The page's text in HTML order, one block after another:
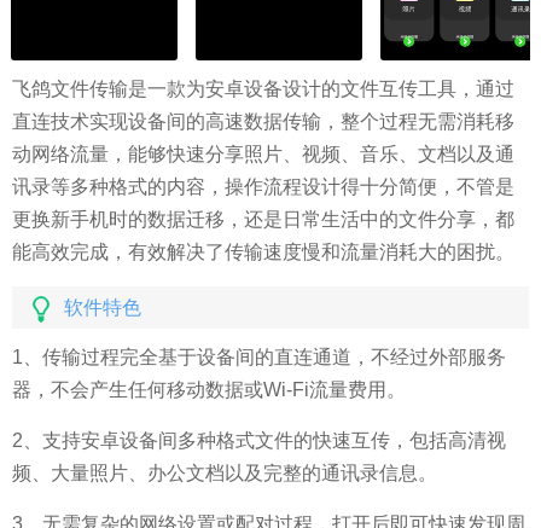
飞鸽文件传输是一款为安卓设备设计的文件互传工具，通过
直连技术实现设备间的高速数据传输，整个过程无需消耗移
动网络流量，能够快速分享照片、视频、音乐、文档以及通
讯录等多种格式的内容，操作流程设计得十分简便，不管是
更换新手机时的数据迁移，还是日常生活中的文件分享，都
能高效完成，有效解决了传输速度慢和流量消耗大的困扰。
软件特色
1、传输过程完全基于设备间的直连通道，不经过外部服务
器，不会产生任何移动数据或Wi-Fi流量费用。
2、支持安卓设备间多种格式文件的快速互传，包括高清视
频、大量照片、办公文档以及完整的通讯录信息。
3、无需复杂的网络设置或配对过程，打开后即可快速发现周